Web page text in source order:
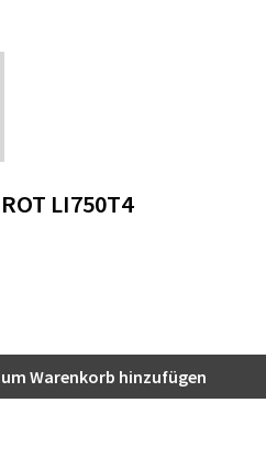
LI750T4
Warenkorb hinzufügen